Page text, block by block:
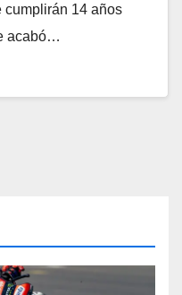
cumplirán 14 años
acabó…